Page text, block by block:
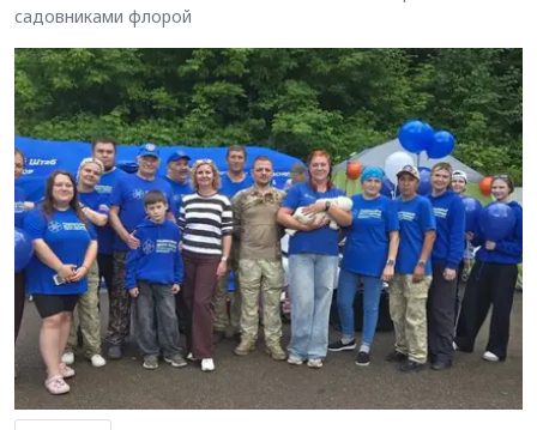
садовниками флорой